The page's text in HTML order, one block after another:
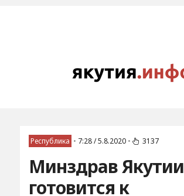
Республика • 7:28 / 5.8.2020 • 3137
Минздрав Якутии
готовится к